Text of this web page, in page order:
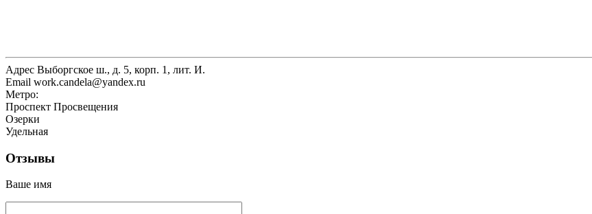
Адрес Выборгское ш., д. 5, корп. 1, лит. И.
Email work.candela@yandex.ru
Метро:
Проспект Просвещения
Озерки
Удельная
Отзывы
Ваше имя